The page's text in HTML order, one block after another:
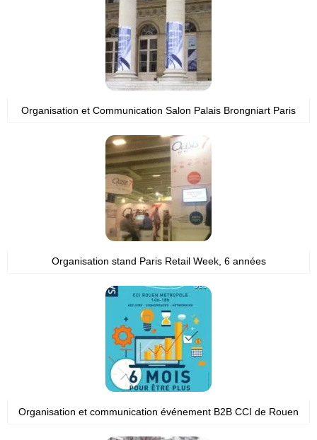
Organisation et Communication Salon Palais Brongniart Paris
Organisation stand Paris Retail Week, 6 années
Organisation et communication événement B2B CCI de Rouen